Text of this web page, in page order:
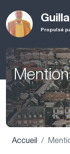
Propulsé
Accueil